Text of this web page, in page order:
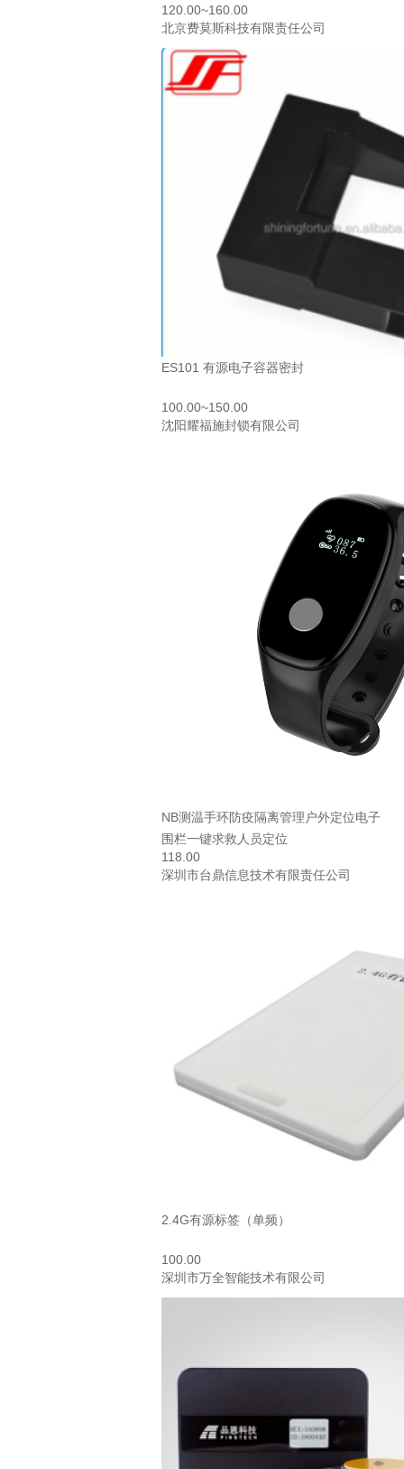
卡，印章管理
120.00~160.00
北京费莫斯科技有限责任公司
ES101 有源电子容器密封
100.00~150.00
沈阳耀福施封锁有限公司
NB测温手环防疫隔离管理户外定位电子
围栏一键求救人员定位
118.00
深圳市台鼎信息技术有限责任公司
2.4G有源标签（单频）
100.00
深圳市万全智能技术有限公司